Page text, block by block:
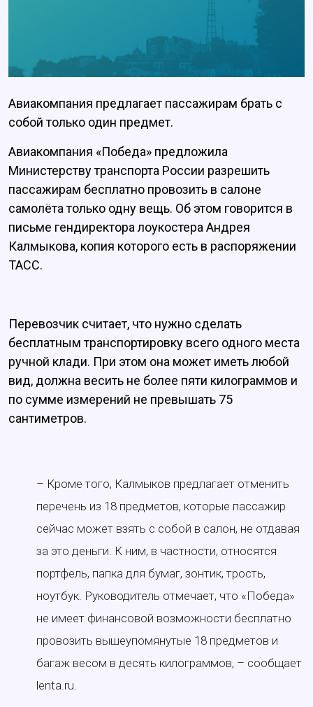
Авиакомпания предлагает пассажирам брать с
собой только один предмет.
Авиакомпания «Победа» предложила
Министерству транспорта России разрешить
пассажирам бесплатно провозить в салоне
самолёта только одну вещь. Об этом говорится в
письме гендиректора лоукостера Андрея
Калмыкова, копия которого есть в распоряжении
ТАСС.
Перевозчик считает, что нужно сделать
бесплатным транспортировку всего одного места
ручной клади. При этом она может иметь любой
вид, должна весить не более пяти килограммов и
по сумме измерений не превышать 75
сантиметров.
– Кроме того, Калмыков предлагает отменить
перечень из 18 предметов, которые пассажир
сейчас может взять с собой в салон, не отдавая
за это деньги. К ним, в частности, относятся
портфель, папка для бумаг, зонтик, трость,
ноутбук. Руководитель отмечает, что «Победа»
не имеет финансовой возможности бесплатно
провозить вышеупомянутые 18 предметов и
багаж весом в десять килограммов, – сообщает
lenta.ru.